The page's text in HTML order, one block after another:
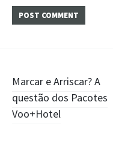
Post
navigation
Marcar e Arriscar? A
questão dos Pacotes
Voo+Hotel